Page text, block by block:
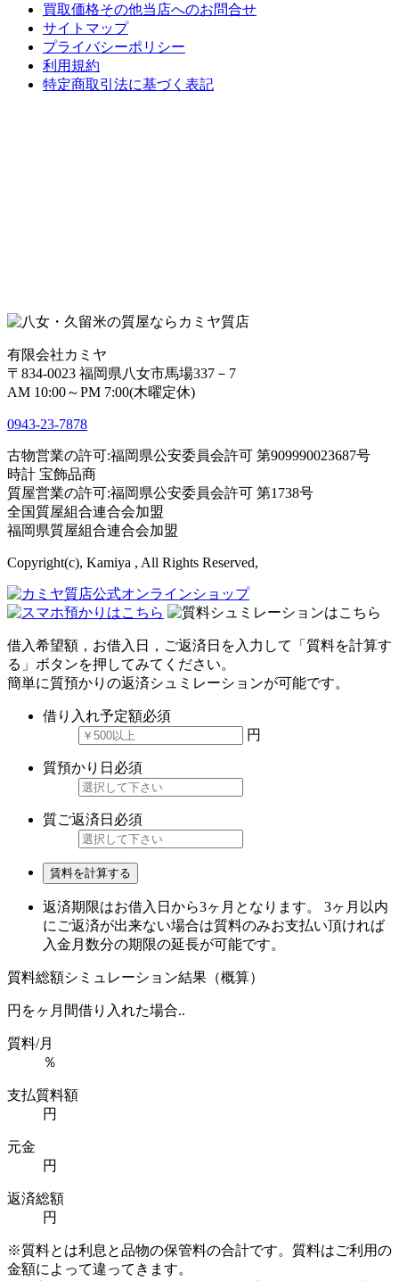
買取価格その他当店へのお問合せ
サイトマップ
プライバシーポリシー
利用規約
特定商取引法に基づく表記
有限会社カミヤ
〒834-0023 福岡県八女市馬場337－7
AM 10:00～PM 7:00(木曜定休)
0943-23-7878
古物営業の許可:福岡県公安委員会許可 第909990023687号
時計 宝飾品商
質屋営業の許可:福岡県公安委員会許可 第1738号
全国質屋組合連合会加盟
福岡県質屋組合連合会加盟
Copyright(c), Kamiya , All Rights Reserved,
借入希望額，お借入日，ご返済日を入力して「質料を計算す
る」ボタンを押してみてください。
簡単に質預かりの返済シュミレーションが可能です。
借り入れ予定額必須
円
質預かり日 必須
質ご返済日 必須
賃料を計算する
返済期限はお借入日から3ヶ月となります。 3ヶ月以内
にご返済が出来ない場合は質料のみお支払い頂ければ
入金月数分の期限の延長が可能です。
質料総額シミュレーション結果（概算）
円をヶ月間借り入れた場合..
質料/月
％
支払質料額
円
元金
円
返済総額
円
※質料とは利息と品物の保管料の合計です。質料はご利用の
金額によって違ってきます。